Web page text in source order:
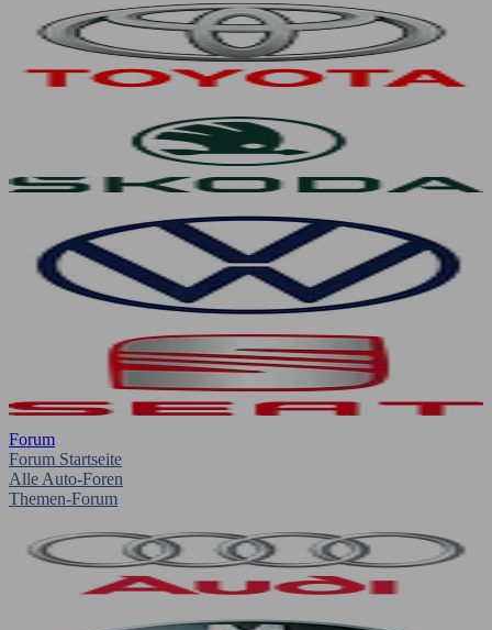
Forum
Forum Startseite
Alle Auto-Foren
Themen-Forum